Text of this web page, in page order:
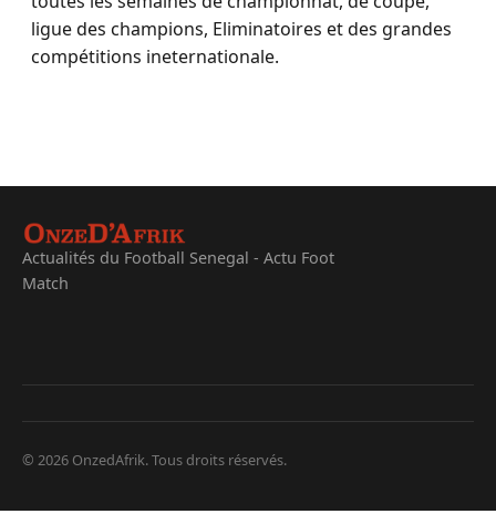
ligue des champions, Eliminatoires et des grandes
compétitions ineternationale.
Actualités du Football Senegal - Actu Foot
Match
© 2026 OnzedAfrik. Tous droits réservés.